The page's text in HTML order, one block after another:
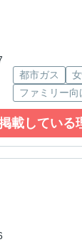
都市ガス
ファミリー向
載してい